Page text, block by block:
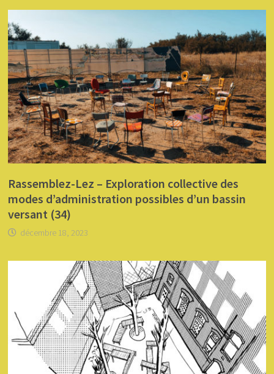
Rassemblez-Lez – Exploration collective des
modes d’administration possibles d’un bassin
versant (34)
décembre 18, 2023